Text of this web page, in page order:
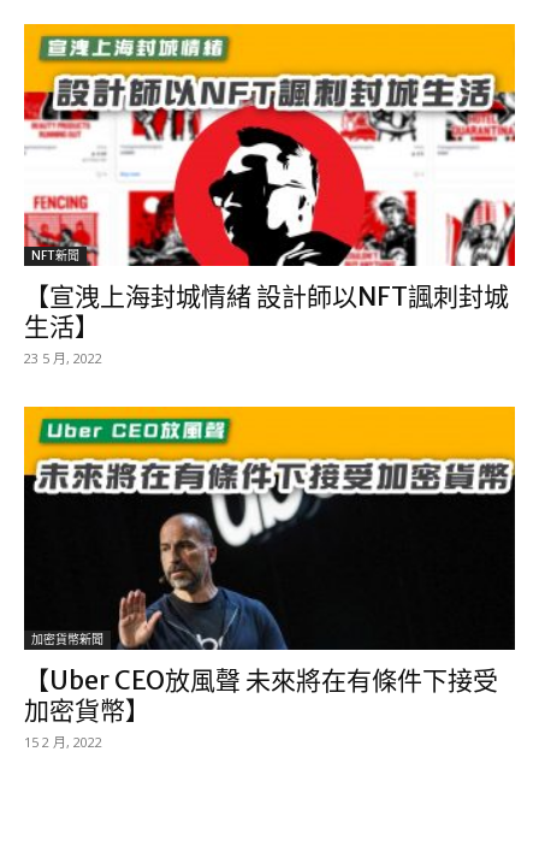
NFT新聞
【宣洩上海封城情緒 設計師以NFT諷刺封城
生活】
23 5 月, 2022
加密貨幣新聞
【Uber CEO放風聲 未來將在有條件下接受
加密貨幣】
15 2 月, 2022